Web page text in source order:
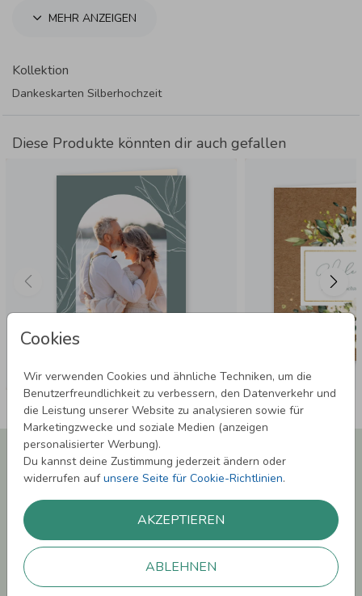
Cookies
Wir verwenden Cookies und ähnliche Techniken, um die
Benutzerfreundlichkeit zu verbessern, den Datenverkehr und
die Leistung unserer Website zu analysieren sowie für
Marketingzwecke und soziale Medien (anzeigen
personalisierter Werbung).
Du kannst deine Zustimmung jederzeit ändern oder
widerrufen aufunsere Seite für Cookie-Richtlinien.
AKZEPTIEREN
ABLEHNEN
MEHR ANZEIGEN
Kollektion
Dankeskarten Silberhochzeit
Diese Produkte könnten dir auch gefallen
Newsletter abonnieren und 5,00 € Rabatt**
sichern!
Laufenden.